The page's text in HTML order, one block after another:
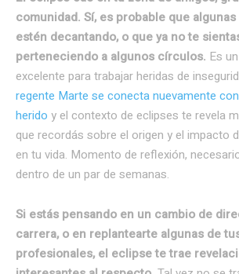
comunidad. Sí, es probable que
estén decantando, o que ya no te
perteneciendo a algunos círculos. Es
excelente para trabajar heridas de
regente Marte se conecta nuevamente
herido y el contexto de eclipses te revela
que recordás sobre el origen y el impacto
en tu vida. Momento de reflexión,
dentro de un par de semanas.
Si estás pensando en un cambio de
carrera, o en replantearte algunas de
profesionales, el eclipse te trae